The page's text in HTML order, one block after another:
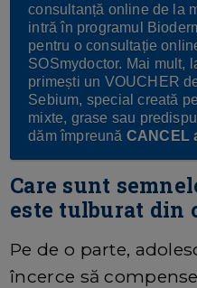
consultanță online de la
intră în programul
pentru o consultație
SOSmydoctor. Mai mult,
primești un VOUCHER
Sebium, special creată
mixte, grase sau
dăm împreună CANCEL
Care sunt
este tulburat din
Pe de o parte,
încerce să